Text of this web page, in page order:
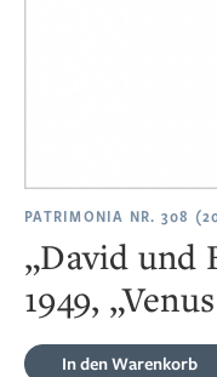
PATRIMONIA NR. 308
„David und
1949,
In den Warenkorb